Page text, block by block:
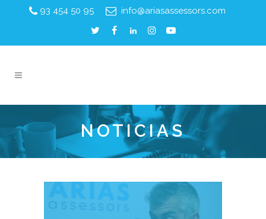
93 454 50 95 info@ariasassessors.com
NOTICIAS